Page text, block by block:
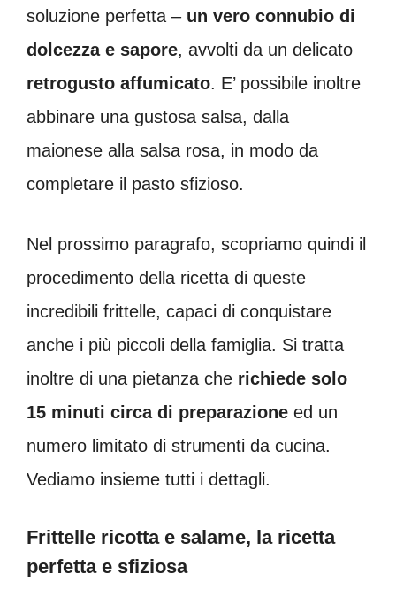
soluzione perfetta – un vero connubio di
dolcezza e sapore, avvolti da un delicato
retrogusto affumicato. E’ possibile inoltre
abbinare una gustosa salsa, dalla
maionese alla salsa rosa, in modo da
completare il pasto sfizioso.
Nel prossimo paragrafo, scopriamo quindi il
procedimento della ricetta di queste
incredibili frittelle, capaci di conquistare
anche i più piccoli della famiglia. Si tratta
inoltre di una pietanza che richiede solo
15 minuti circa di preparazione ed un
numero limitato di strumenti da cucina.
Vediamo insieme tutti i dettagli.
Frittelle ricotta e salame, la ricetta
perfetta e sfiziosa